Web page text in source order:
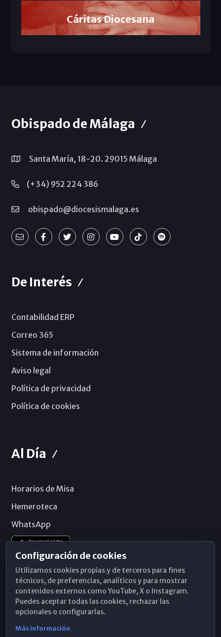
Cáritas Diocesana
Obispado de Málaga
Santa María, 18-20. 29015 Málaga
(+34) 952 224 386
obispado@diocesismalaga.es
De Interés
Contabilidad ERP
Correo 365
Sistema de información
Aviso legal
Política de privacidad
Política de cookies
Al Día
Horarios de Misa
Hemeroteca
WhatsApp
Configuración de cookies
Utilizamos cookies propias y de terceros para fines
técnicos, de preferencias, analíticos y para mostrar
contenidos externos como YouTube, X o Instagram.
Puedes aceptar todas las cookies, rechazar las
opcionales o configurarlas.
Más información